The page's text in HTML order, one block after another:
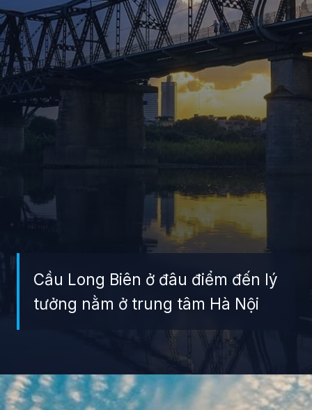
Cầu Long Biên ở đâu điểm đến lý
tưởng nằm ở trung tâm Hà Nội
Đang mở https://giaydabonghana.com/cau-long-bien